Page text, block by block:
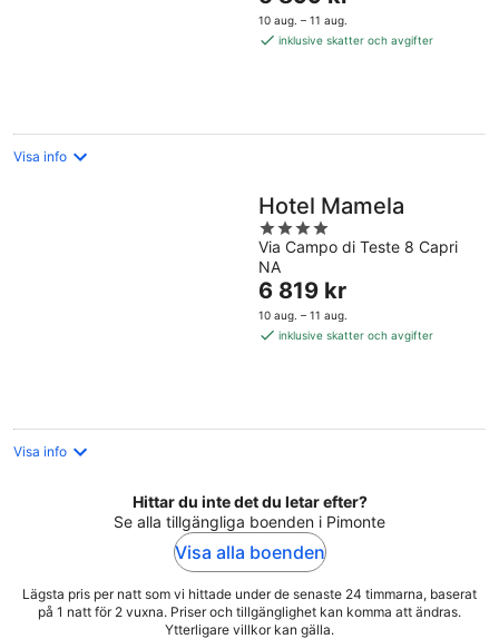
är
5 899 kr
10 aug. – 11 aug.
inklusive skatter och avgifter
Visa info
Hotel Mamela
4
out
of
5
Via Campo di Teste 8 Capri
NA
Priset
är
6 819 kr
6 819 kr
10 aug. – 11 aug.
inklusive skatter och avgifter
Visa info
Hittar du inte det du letar efter?
Se alla tillgängliga boenden i Pimonte
Visa alla boenden
Lägsta pris per natt som vi hittade under de senaste 24 timmarna, baserat
på 1 natt för 2 vuxna. Priser och tillgänglighet kan komma att ändras.
Ytterligare villkor kan gälla.